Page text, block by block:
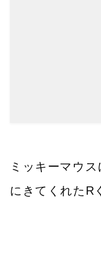
ミッキーマウ
にきてくれたR